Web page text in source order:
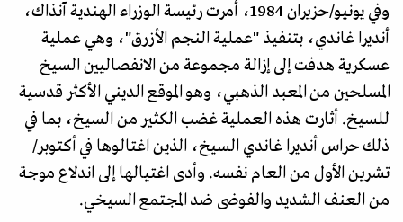
وفي يونيو/حزيران 1984، أمرت رئيسة الوزراء الهندية آنذاك،
أنديرا غاندي، بتنفيذ "عملية النجم الأزرق"، وهي عملية
عسكرية هدفت إلى إزالة مجموعة من الانفصاليين السيخ
المسلحين من المعبد الذهبي، وهو الموقع الديني الأكثر قدسية
للسيخ. أثارت هذه العملية غضب الكثير من السيخ، بما في
ذلك حراس أنديرا غاندي السيخ، الذين اغتالوها في أكتوبر/
تشرين الأول من العام نفسه. وأدى اغتيالها إلى اندلاع موجة
من العنف الشديد والفوضى ضد المجتمع السيخي.